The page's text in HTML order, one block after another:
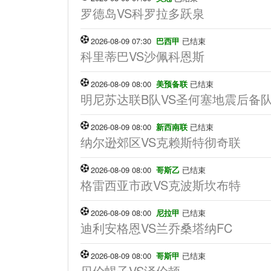
罗德岛VS科罗拉多跃泉
2026-08-09 07:30 巴西甲 已结束
科里蒂巴VS沙佩科恩斯
2026-08-09 08:00 美预备联 已结束
明尼苏达联B队VS圣何塞地震后备
2026-08-09 08:00 新西南联 已结束
纳尔逊郊区VS克赖斯特彻奇联
2026-08-09 08:00 哥斯乙 已结束
格雷西亚市政VS克波斯坎布特
2026-08-09 08:00 尼拉甲 已结束
迪利安格恩VS兰乔桑塔纳FC
2026-08-09 08:00 哥斯甲 已结束